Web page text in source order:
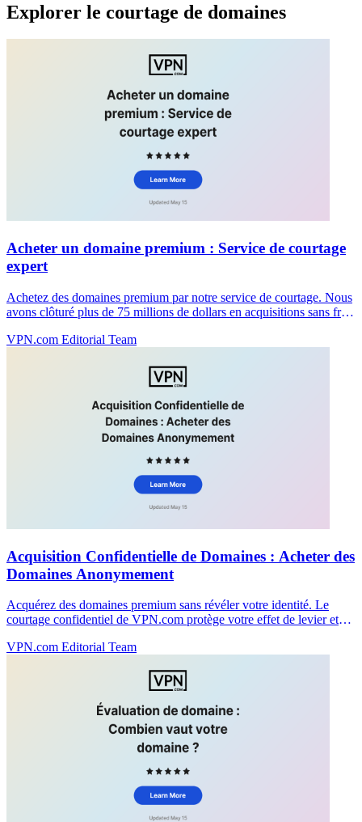
Explorer le courtage de domaines
Acheter un domaine premium : Service de courtage
expert
Achetez des domaines premium par notre service de courtage. Nous
avons clôturé plus de 75 millions de dollars en acquisitions sans frais
aujourd'hui.
VPN.com Editorial Team
Acquisition Confidentielle de Domaines : Acheter des
Domaines Anonymement
Acquérez des domaines premium sans révéler votre identité. Le
courtage confidentiel de VPN.com protège votre effet de levier et
VPN.com Editorial Team